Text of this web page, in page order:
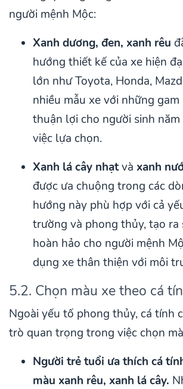
người mệnh Mộc:
Xanh dương, đen, xanh rêu
hướng thiết kế của xe hiện
lớn như Toyota, Honda,
nhiều mẫu xe với những gam
thuận lợi cho người sinh
việc lựa chọn.
Xanh lá cây nhạtvà xanh
được ưa chuộng trong các
hướng này phù hợp với cả
trường và phong thủy, tạo ra
hoàn hảo cho người mệnh
dụng xe thân thiện với môi
5.2. Chọn màu xe theo cá
Ngoài yếu tố phong thủy, cá tính
trò quan trọng trong việc chọn
Người trẻ tuổi ưa thích cá
màu xanh rêu, xanh lá cây.